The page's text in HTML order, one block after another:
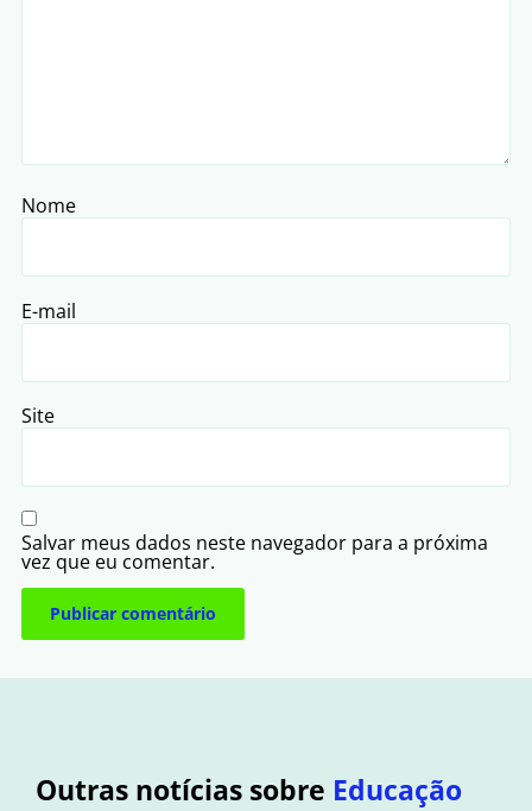
Nome
E-mail
Site
Salvar meus dados neste navegador para a próxima
vez que eu comentar.
Outras notícias sobre Educação